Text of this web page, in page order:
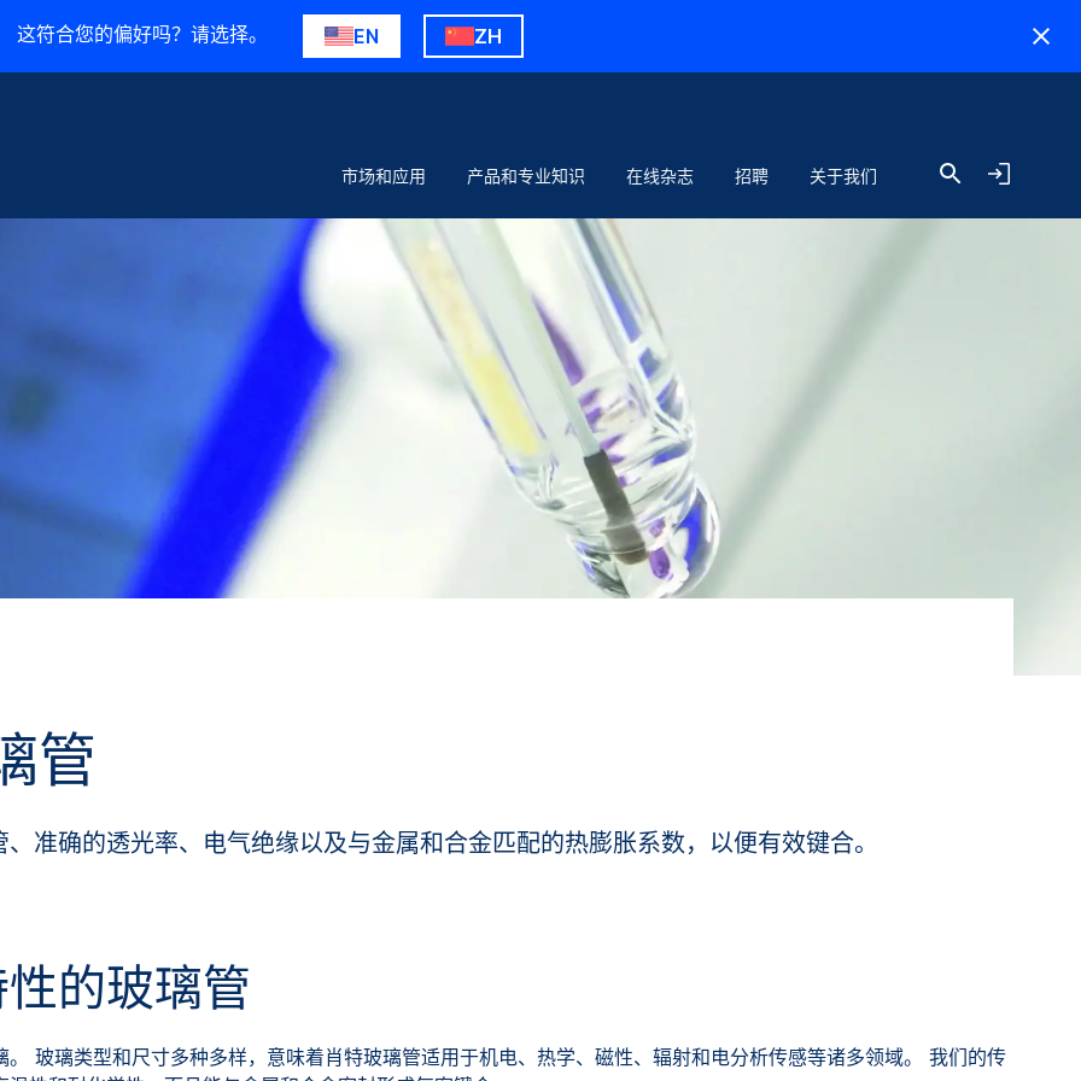
这符合您的偏好吗？请选择。 EN ZH
市场和应用 产品和专业知识 在线杂志 招聘 关于我们
管
准确的透光率、电气绝缘以及与金属和合金匹配的热膨胀系数，以便有效键合。
的玻璃管
玻璃类型和尺寸多种多样，意味着肖特玻璃管适用于机电、热学、磁性、辐射和电分析传感等诸多领域。 我们的传